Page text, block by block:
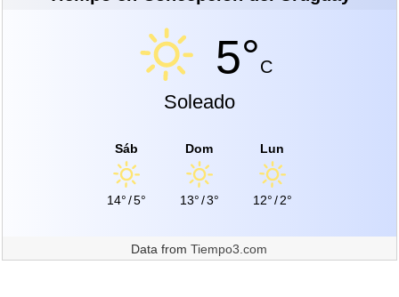
5°C
Soleado
Sáb
14°/5°
Dom
13°/3°
Lun
12°/2°
Data fromTiempo3.com